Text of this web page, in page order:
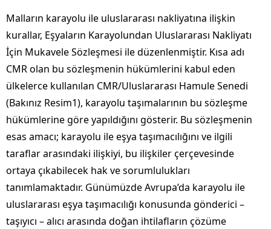
Malların karayolu ile uluslararası nakliyatına ilişkin
kurallar, Eşyaların Karayolundan Uluslararası Nakliyatı
İçin Mukavele Sözleşmesi ile düzenlenmiştir. Kısa adı
CMR olan bu sözleşmenin hükümlerini kabul eden
ülkelerce kullanılan CMR/Uluslararası Hamule Senedi
(Bakınız Resim1), karayolu taşımalarının bu sözleşme
hükümlerine göre yapıldığını gösterir. Bu sözleşmenin
esas amacı; karayolu ile eşya taşımacılığını ve ilgili
taraflar arasındaki ilişkiyi, bu ilişkiler çerçevesinde
ortaya çıkabilecek hak ve sorumlulukları
tanımlamaktadır. Günümüzde Avrupa’da karayolu ile
uluslararası eşya taşımacılığı konusunda gönderici –
taşıyıcı – alıcı arasında doğan ihtilafların çözüme